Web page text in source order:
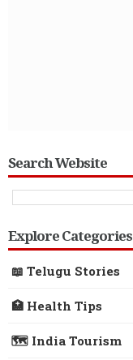
Search Website
Explore Categories
📖 Telugu Stories
🏥 Health Tips
🗺️ India Tourism